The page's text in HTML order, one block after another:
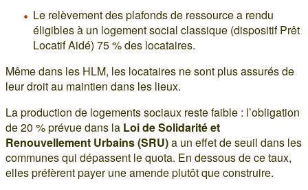
Le relèvement des plafonds de ressource a rendu
éligibles à un logement social classique (dispositif Prêt
Locatif Aidé) 75 % des locataires.
Même dans les HLM, les locataires ne sont plus assurés de
leur droit au maintien dans les lieux.
La production de logements sociaux reste faible : l’obligation
de 20 % prévue dans la Loi de Solidarité et
Renouvellement Urbains (SRU)a un effet de seuil dans les
communes qui dépassent le quota. En dessous de ce taux,
elles préfèrent payer une amende plutôt que construire.